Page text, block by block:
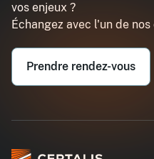
vos enjeux ?
Échangez avec l'un de
Prendre rendez-vous